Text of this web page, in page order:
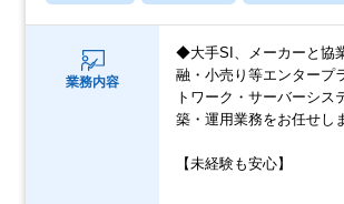
業務内容
◆大手SI、メーカーと協
融・小売り等エンタープ
トワーク・サーバーシス
築・運用業務をお任せし
【未経験も安心】